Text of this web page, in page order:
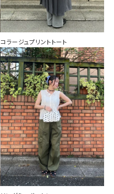
コラージュプリントトート